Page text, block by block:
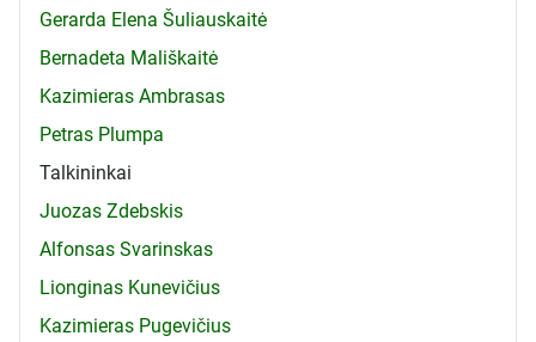
Gerarda Elena Šuliauskaitė
Bernadeta Mališkaitė
Kazimieras Ambrasas
Petras Plumpa
Talkininkai
Juozas Zdebskis
Alfonsas Svarinskas
Lionginas Kunevičius
Kazimieras Pugevičius